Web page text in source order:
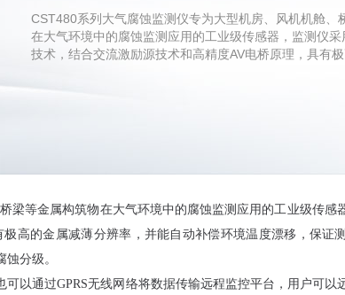
CST480系列大气腐蚀监测仪专为大型机房、风机机舱、
在大气环境中的腐蚀监测应用的工业级传感器，监测仪
技术，结合交流激励源技术和高精度AV电桥原理，具有
梁等金属构筑物在大气环境中的腐蚀监测应用的工业级传感
高的金属减薄分辨率，并能自动补偿环境温度漂移，保证
分级。
可以通过GPRS无线网络将数据传输远程监控平台，用户可以